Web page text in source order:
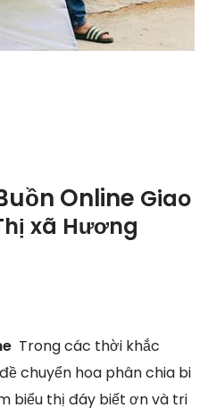
Online Giao
xã Hương
Trong các thời khắc
chuyển hoa phân chia bi
biểu thị đáy biết ơn và tri